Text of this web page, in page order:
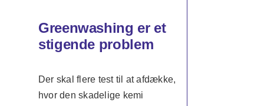
Greenwashing er et
stigende problem
Der skal flere test til at afdække,
hvor den skadelige kemi